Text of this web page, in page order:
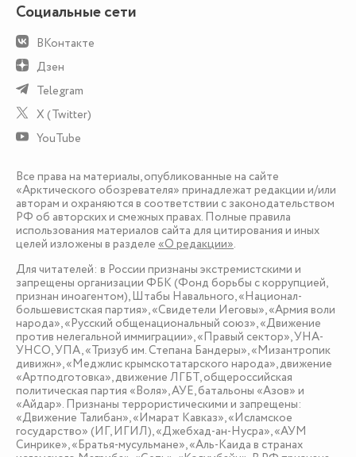
Социальные сети
ВКонтакте
Дзен
Telegram
X (Twitter)
YouTube
Все права на материалы, опубликованные на сайте
«Арктического обозревателя» принадлежат редакции и/или
авторам и охраняются в соответствии с законодательством
РФ об авторских и смежных правах. Полные правила
использования материалов сайта для цитирования и иных
целей изложены в разделе «О редакции».
Для читателей: в России признаны экстремистскими и
запрещены организации ФБК (Фонд борьбы с коррупцией,
признан иноагентом), Штабы Навального, «Национал-
большевистская партия», «Свидетели Иеговы», «Армия воли
народа», «Русский общенациональный союз», «Движение
против нелегальной иммиграции», «Правый сектор», УНА-
УНСО, УПА, «Тризуб им. Степана Бандеры», «Мизантропик
дивижн», «Меджлис крымскотатарского народа», движение
«Артподготовка», движение ЛГБТ, общероссийская
политическая партия «Воля», АУЕ, батальоны «Азов» и
«Айдар». Признаны террористическими и запрещены:
«Движение Талибан», «Имарат Кавказ», «Исламское
государство» (ИГ, ИГИЛ), «Джебхад-ан-Нусра», «АУМ
Синрике», «Братья-мусульмане», «Аль-Каида в странах